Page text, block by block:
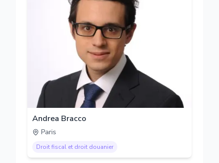
Andrea Bracco
Paris
Droit fiscal et droit douanier